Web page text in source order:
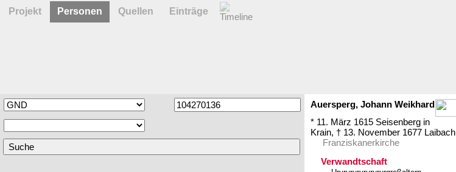
Auersperg, Johann Weikhard
* 11. März 1615 Seisenberg in
Krain, † 13. November 1677 Laibach
Franziskanerkirche
Verwandtschaft
Projekt Personen Quellen Einträge